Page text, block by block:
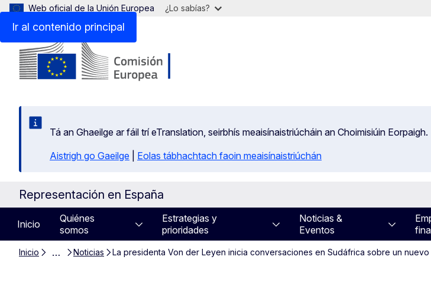
Ir al contenido principal
Web oficial de la Unión Europea ¿Lo sabías?
Tá an Ghaeilge ar fáil trí eTranslation, seirbhís meaisínaistriúcháin an Choimisiúin Eorpaigh.
Aistrigh go Gaeilge
Eolas tábhachtach faoin meaisínaistriúchán
Representación en España
Inicio
Quiénes
somos
Estrategias y
prioridades
Noticias &
Eventos
Inicio … Noticias La presidenta Von der Leyen inicia conversaciones en Sudáfrica sobre un